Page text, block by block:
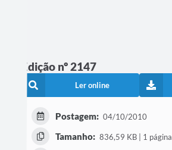
Edição nº 2147
Ler online
Postagem: 04/10/2010
Tamanho: 836,59 KB | 1 página